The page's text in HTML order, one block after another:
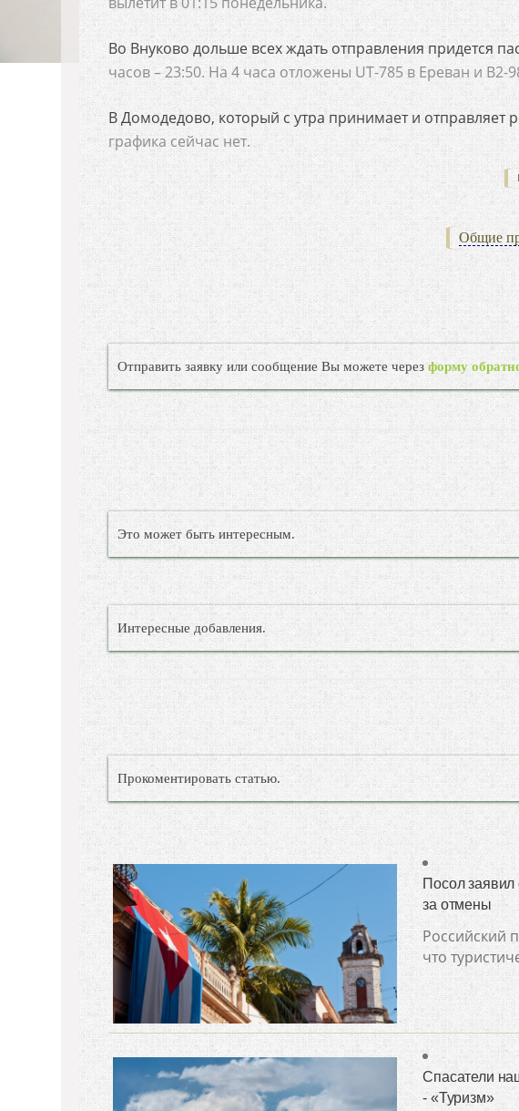
Во Внуково дольше всех ждать отправления придется
часов – 23:50. На 4 часа отложены UT-785 в Ереван и
В Домодедово, который с утра принимает и отправляет
графика сейчас нет.
Общие
Отправить заявку или сообщение Вы можете черезформу
Это может быть интересным.
Интересные добавления.
Прокоментировать статью.
Посол заявил
за отмены
Российский
что
Спасатели
- «Туризм»